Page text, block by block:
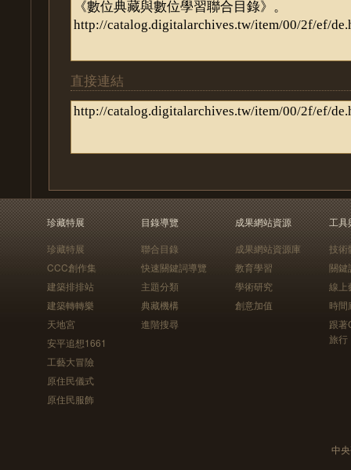
直接連結
珍藏特展
珍藏特展
CCC創作集
建築排排站
建築轉轉樂
天地宮
安平追想1661
工藝大冒險
原住民儀式
原住民服飾
目錄導覽
聯合目錄
快速關鍵詞導覽
主題分類
典藏機構
進階搜尋
成果網站資源
成果網站資源庫
教育學習
學術研究
創意加值
工具
技術
關鍵
線上
時間
跟
旅行
中